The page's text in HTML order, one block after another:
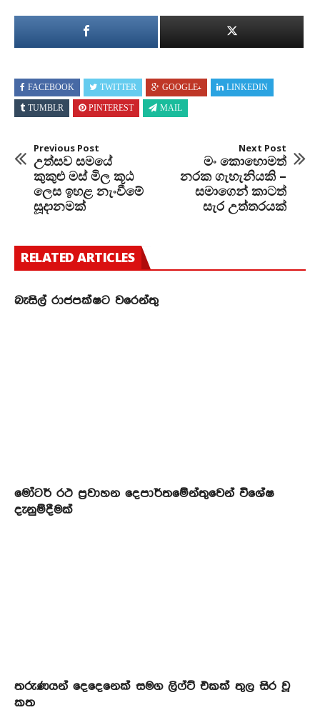
FACEBOOK TWITTER GOOGLE+ LINKEDIN
TUMBLR PINTEREST MAIL
Previous Post
උත්සව සමයේ
කුකුළු මස් මිල කූඨ
ලෙස ඉහළ නැංවීමේ
සූදානමක්
Next Post
මං කොහොමත්
නරක ගැහැනියකි –
සමාගෙන් කාටත්
සැර උත්තරයක්
RELATED ARTICLES
බැසිල් රාජපක්ෂට වරෙන්තු
මෝටර් රථ ප්‍රවාහන දෙපාර්තමේන්තුවෙන් විශේෂ
දැනුම්දීමක්
තරුණයන් දෙදෙනෙක් සමග ලිෆ්ට් එකක් තුල සිර වූ
කත